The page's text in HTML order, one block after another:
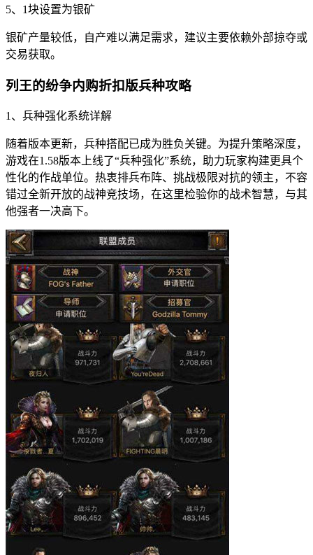
5、1块设置为银矿
银矿产量较低，自产难以满足需求，建议主要依赖外部掠夺或
交易获取。
列王的纷争内购折扣版兵种攻略
1、兵种强化系统详解
随着版本更新，兵种搭配已成为胜负关键。为提升策略深度，
游戏在1.58版本上线了“兵种强化”系统，助力玩家构建更具个
性化的作战单位。热衷排兵布阵、挑战极限对抗的领主，不容
错过全新开放的战神竞技场，在这里检验你的战术智慧，与其
他强者一决高下。